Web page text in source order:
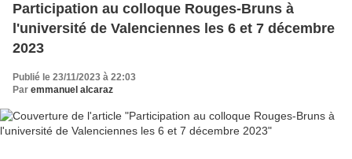
Participation au colloque Rouges-Bruns à
l'université de Valenciennes les 6 et 7 décembre
2023
Publié le 23/11/2023 à 22:03
Par emmanuel alcaraz